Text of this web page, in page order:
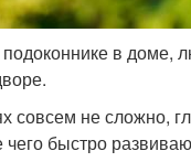
подоконнике в
совсем не сложно,
быстро